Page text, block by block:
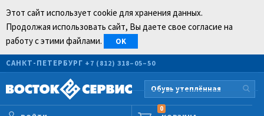
Этот сайт использует cookie для хранения данных.
Продолжая использовать сайт, Вы даете свое согласие на
работу с этими файлами.
OK
САНКТ-ПЕТЕРБУРГ +7 (812) 318–05–50
0